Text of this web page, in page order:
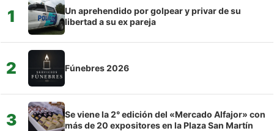
1
Un aprehendido por golpear y privar de su
libertad a su ex pareja
2 Fúnebres 2026
3
Se viene la 2° edición del «Mercado Alfajor» con
más de 20 expositores en la Plaza San Martín